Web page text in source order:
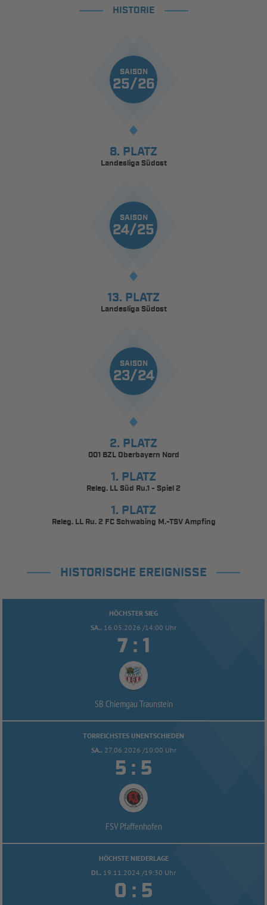
HISTORIE
SAISON
25/26
8. PLATZ
Landesliga Südost
SAISON
24/25
13. PLATZ
Landesliga Südost
SAISON
23/24
2. PLATZ
001 BZL Oberbayern Nord
1. PLATZ
Releg. LL Süd Ru.1 - Spiel 2
1. PLATZ
Releg. LL Ru. 2 FC Schwabing M.-TSV Ampfing
HISTORISCHE EREIGNISSE
HÖCHSTER SIEG
SA.. 16.05.2026 /14:00 Uhr
 : 
SB Chiemgau Traunstein
TORREICHSTES UNENTSCHIEDEN
SA.. 27.06.2026 /10:00 Uhr
 : 
FSV Pfaffenhofen
HÖCHSTE NIEDERLAGE
DI.. 19.11.2024 /19:30 Uhr
 : 